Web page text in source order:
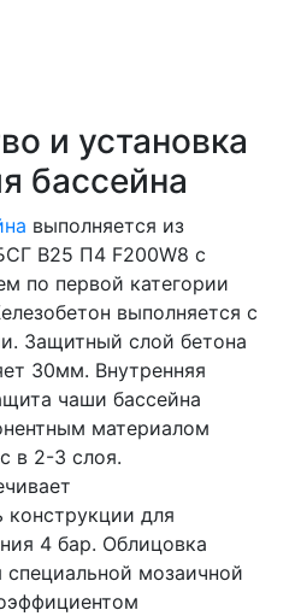
и установка
бассейна
выполняется из
В25 П4 F200W8 с
по первой категории
выполняется с
Защитный слой бетона
30мм. Внутренняя
чаши бассейна
материалом
в 2-3 слоя.
конструкции для
4 бар. Облицовка
специальной мозаичной